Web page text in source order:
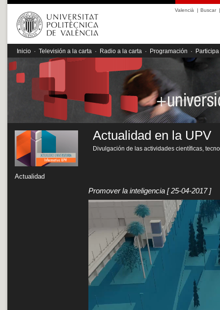
Valencià | Buscar|
Inicio · Televisión a la carta · Radio a la carta · Programación · Participa
Actualidad
Actualidad en la UPV
Divulgación de las actividades científicas,
Promover la inteligencia [ 25-04-2017 ]